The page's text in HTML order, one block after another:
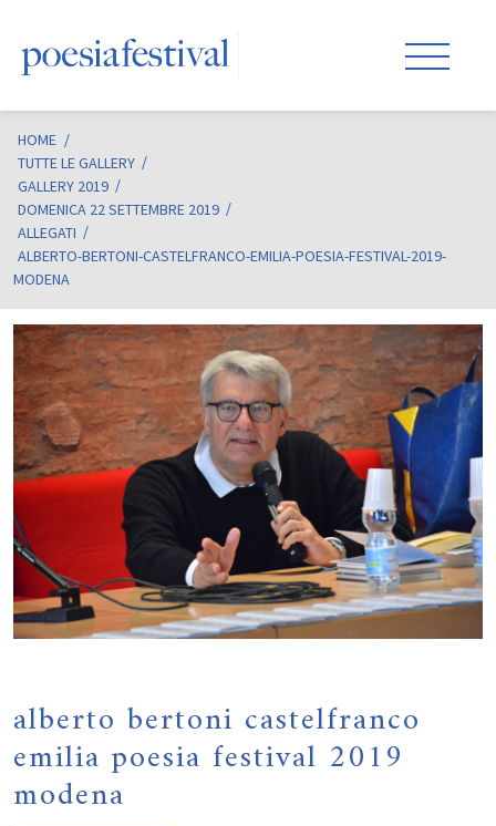
HOME /
TUTTE LE GALLERY
GALLERY 2019
DOMENICA 22 SETTEMBRE 2019
ALLEGATI
ALBERTO-BERTONI-CASTELFRANCO-EMILIA-POESIA-FESTIVAL-2019-
MODENA
alberto bertoni castelfranco
emilia poesia festival 2019
modena